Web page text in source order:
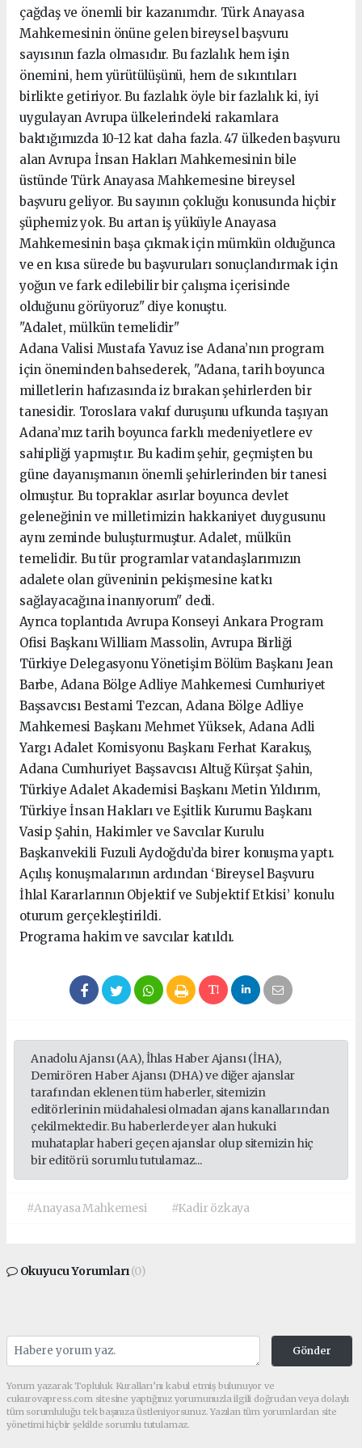
çağdaş ve önemli bir kazanımdır. Türk Anayasa
Mahkemesinin önüne gelen bireysel başvuru
sayısının fazla olmasıdır. Bu fazlalık hem işin
önemini, hem yürütülüşünü, hem de sıkıntıları
birlikte getiriyor. Bu fazlalık öyle bir fazlalık ki, iyi
uygulayan Avrupa ülkelerindeki rakamlara
baktığımızda 10-12 kat daha fazla. 47 ülkeden başvuru
alan Avrupa İnsan Hakları Mahkemesinin bile
üstünde Türk Anayasa Mahkemesine bireysel
başvuru geliyor. Bu sayının çokluğu konusunda hiçbir
şüphemiz yok. Bu artan iş yüküyle Anayasa
Mahkemesinin başa çıkmak için mümkün olduğunca
ve en kısa sürede bu başvuruları sonuçlandırmak için
yoğun ve fark edilebilir bir çalışma içerisinde
olduğunu görüyoruz" diye konuştu.
"Adalet, mülkün temelidir"
Adana Valisi Mustafa Yavuz ise Adana’nın program
için öneminden bahsederek, "Adana, tarih boyunca
milletlerin hafızasında iz bırakan şehirlerden bir
tanesidir. Toroslara vakıf duruşunu ufkunda taşıyan
Adana’mız tarih boyunca farklı medeniyetlere ev
sahipliği yapmıştır. Bu kadim şehir, geçmişten bu
güne dayanışmanın önemli şehirlerinden bir tanesi
olmuştur. Bu topraklar asırlar boyunca devlet
geleneğinin ve milletimizin hakkaniyet duygusunu
aynı zeminde buluşturmuştur. Adalet, mülkün
temelidir. Bu tür programlar vatandaşlarımızın
adalete olan güveninin pekişmesine katkı
sağlayacağına inanıyorum" dedi.
Ayrıca toplantıda Avrupa Konseyi Ankara Program
Ofisi Başkanı William Massolin, Avrupa Birliği
Türkiye Delegasyonu Yönetişim Bölüm Başkanı Jean
Barbe, Adana Bölge Adliye Mahkemesi Cumhuriyet
Başsavcısı Bestami Tezcan, Adana Bölge Adliye
Mahkemesi Başkanı Mehmet Yüksek, Adana Adli
Yargı Adalet Komisyonu Başkanı Ferhat Karakuş,
Adana Cumhuriyet Başsavcısı Altuğ Kürşat Şahin,
Türkiye Adalet Akademisi Başkanı Metin Yıldırım,
Türkiye İnsan Hakları ve Eşitlik Kurumu Başkanı
Vasip Şahin, Hakimler ve Savcılar Kurulu
Başkanvekili Fuzuli Aydoğdu’da birer konuşma yaptı.
Açılış konuşmalarının ardından ‘Bireysel Başvuru
İhlal Kararlarının Objektif ve Subjektif Etkisi’ konulu
oturum gerçekleştirildi.
Programa hakim ve savcılar katıldı.
Anadolu Ajansı (AA), İhlas Haber Ajansı (İHA),
Demirören Haber Ajansı (DHA) ve diğer ajanslar
tarafından eklenen tüm haberler, sitemizin
editörlerinin müdahalesi olmadan ajans kanallarından
çekilmektedir. Bu haberlerde yer alan hukuki
muhataplar haberi geçen ajanslar olup sitemizin hiç
bir editörü sorumlu tutulamaz...
#Anayasa Mahkemesi #Kadir özkaya
Okuyucu Yorumları(0)
Gönder
Yorum yazarak Topluluk Kuralları’nı kabul etmiş bulunuyor ve
cukurovapress.com sitesine yaptığınız yorumunuzla ilgili doğrudan veya dolaylı
tüm sorumluluğu tek başınıza üstleniyorsunuz. Yazılan tüm yorumlardan site
yönetimi hiçbir şekilde sorumlu tutulamaz.